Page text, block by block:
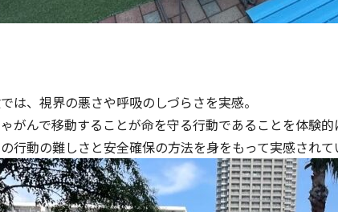
は、視界の悪さや呼吸のしづらさを実感。
がんで移動することが命を守る行動であることを体験
行動の難しさと安全確保の方法を身をもって実感されて